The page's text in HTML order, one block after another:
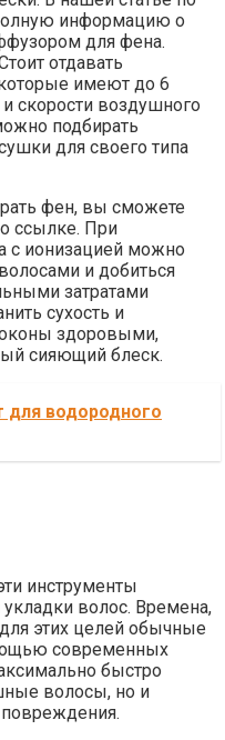
информацию о
для фена.
отдавать
имеют до 6
скорости воздушного
подбирать
для своего типа
фен, вы сможете
ссылке. При
с ионизацией можно
и добиться
затратами
сухость и
здоровыми,
сияющий блеск.
для водородного
инструменты
волос. Времена,
этих целей обычные
современных
быстро
волосы, но и